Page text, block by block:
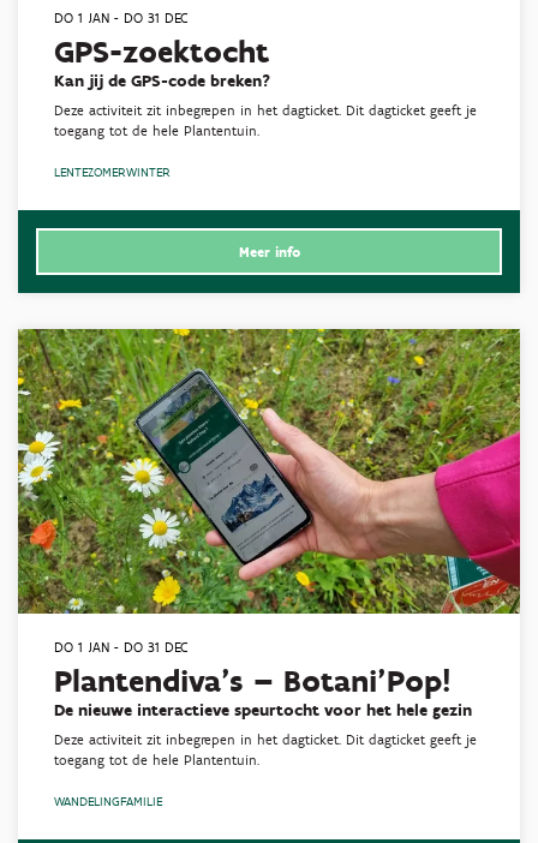
GPS-zoektocht
Kan jij de GPS-code breken?
DO 1 JAN - DO 31 DEC
Deze activiteit zit inbegrepen in het dagticket. Dit dagticket geeft je
toegang tot de hele Plantentuin.
LENTEZOMERWINTER
Meer info
Plantendiva’s – Botani’Pop!
De nieuwe interactieve speurtocht voor het hele gezin
DO 1 JAN - DO 31 DEC
Deze activiteit zit inbegrepen in het dagticket. Dit dagticket geeft je
toegang tot de hele Plantentuin.
WANDELINGFAMILIE